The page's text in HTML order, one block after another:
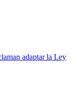
adaptar la Ley